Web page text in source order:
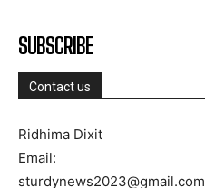
SUBSCRIBE
Contact us
Ridhima Dixit
Email:
sturdynews2023@gmail.com